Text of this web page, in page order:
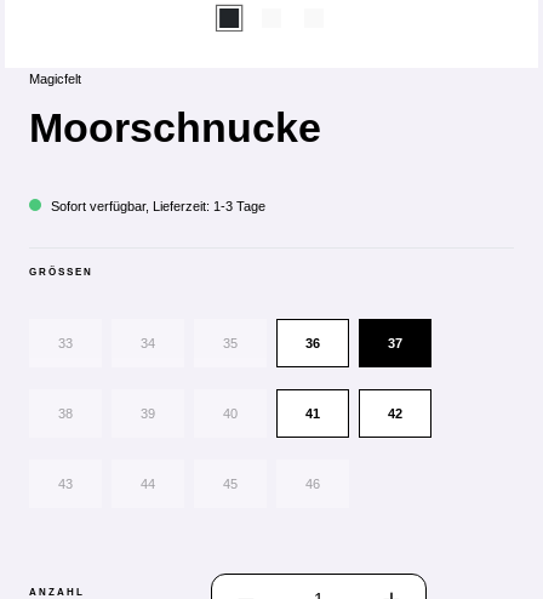
Magicfelt
Moorschnucke
Sofort verfügbar, Lieferzeit: 1-3 Tage
GRÖSSEN
33 34 35 36 37
38 39 40 41 42
43 44 45 46
ANZAHL
PRODUKT ANZAHL: GIB DEN